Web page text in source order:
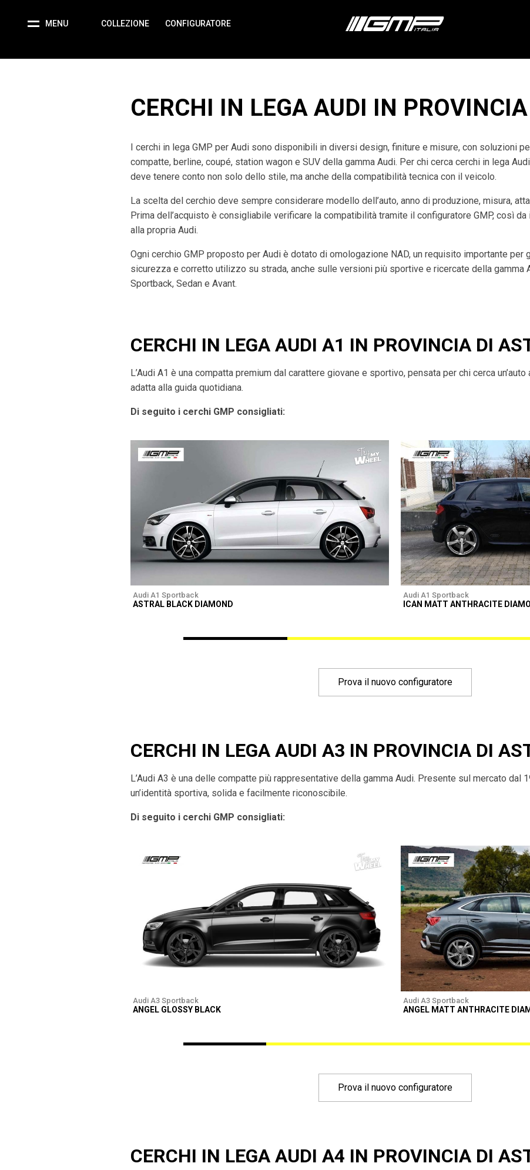
MENU COLLEZIONE CONFIGURATORE
CERCHI IN LEGA AUDI IN
I cerchi in lega GMP per Audi sono disponibili in diversi design, finiture e misure, con soluzioni
compatte, berline, coupé, station wagon e SUV della gamma Audi. Per chi cerca cerchi in lega
deve tenere conto non solo dello stile, ma anche della compatibilità tecnica con il veicolo.
La scelta del cerchio deve sempre considerare modello dell’auto, anno di produzione, misura,
Prima dell’acquisto è consigliabile verificare la compatibilità tramite il configuratore GMP, così
alla propria Audi.
Ogni cerchio GMP proposto per Audi è dotato di omologazione NAD, un requisito importante per
sicurezza e corretto utilizzo su strada, anche sulle versioni più sportive e ricercate della gamma
Sportback, Sedan e Avant.
CERCHI IN LEGA AUDI A1 IN PROVINCIA DI
L’Audi A1 è una compatta premium dal carattere giovane e sportivo, pensata per chi cerca
adatta alla guida quotidiana.
Di seguito i cerchi GMP consigliati:
Audi A1 Sportback
ASTRAL BLACK DIAMOND
Audi A1 Sportback
ICAN MATT ANTHRACITE
Prova il nuovo configuratore
CERCHI IN LEGA AUDI A3 IN PROVINCIA DI
L’Audi A3 è una delle compatte più rappresentative della gamma Audi. Presente sul mercato dal
un’identità sportiva, solida e facilmente riconoscibile.
Di seguito i cerchi GMP consigliati:
Audi A3 Sportback
ANGEL GLOSSY BLACK
Audi A3 Sportback
ANGEL MATT ANTHRACITE
Prova il nuovo configuratore
CERCHI IN LEGA AUDI A4 IN PROVINCIA DI